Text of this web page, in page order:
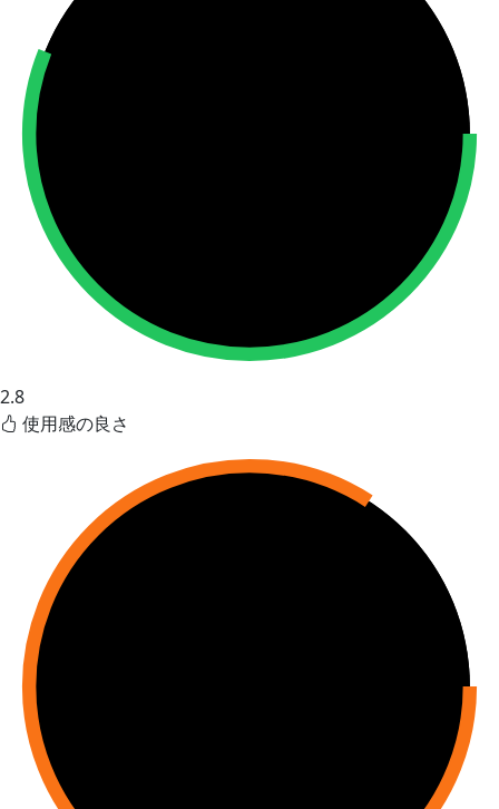
2.8
使用感の良さ